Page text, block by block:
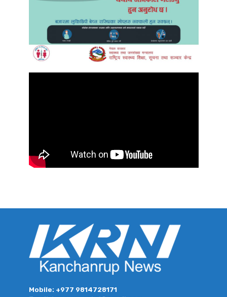
Mobile: +977 9814728171